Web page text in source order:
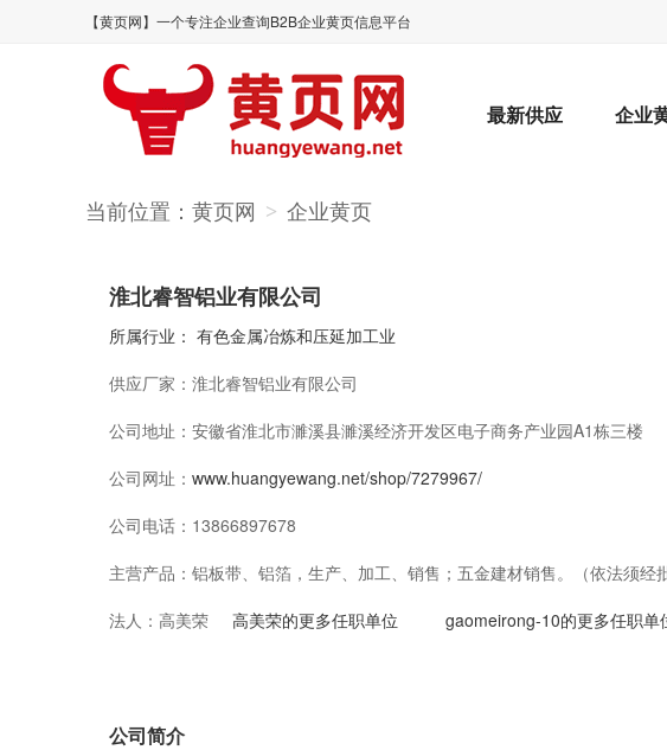
【黄页网】一个专注企业查询B2B企业黄页信息平台
最新供应 企业
当前位置： 黄页网 > 企业黄页
淮北睿智铝业有限公司
所属行业： 有色金属冶炼和压延加工业
供应厂家： 淮北睿智铝业有限公司
公司地址： 安徽省淮北市濉溪县濉溪经济开发区电子商务产业园A1栋三楼
公司网址： www.huangyewang.net/shop/7279967/
公司电话： 13866897678
主营产品： 铝板带、铝箔，生产、加工、销售；五金建材销售。（依法须经
后方可开展经营活动）
法人： 高美荣 高美荣的更多任职单位 gaomeirong-10的更多任职单
公司简介